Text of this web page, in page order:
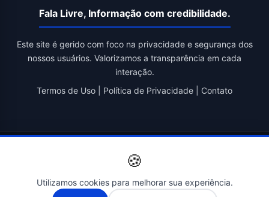
Fala Livre, Informação com credibilidade.
Este site é gerido com foco na privacidade e segurança dos
nossos usuários. Valorizamos a transparência em cada
interação.
Termos de Uso
Política de Privacidade Contato
Novatopnet
🍪
Utilizamos cookies para melhorar sua experiência.